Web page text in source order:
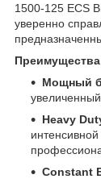
1500-125 ECS
уверенно
Преимущества
Мощный
Heavy
Constant